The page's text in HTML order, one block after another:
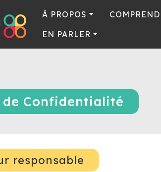
À PROPOS
EN PARLER
Confidentialité
responsable